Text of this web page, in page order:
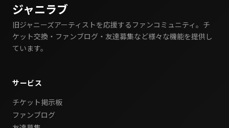
ジャニラブ
旧ジャニーズアーティストを応援するファンコミュニティ。チ
ケット交換・ファンブログ・友達募集など様々な機能を提供し
ています。
サービス
チケット掲示板
ファンブログ